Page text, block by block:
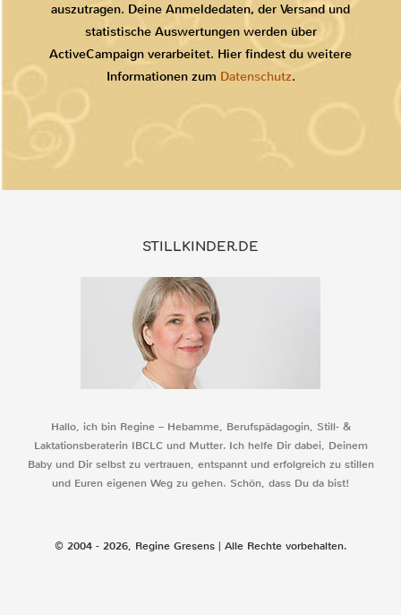
auszutragen. Deine Anmeldedaten, der Versand und
statistische Auswertungen werden über
ActiveCampaign verarbeitet. Hier findest du weitere
Informationen zum Datenschutz.
STILLKINDER.DE
Hallo, ich bin Regine – Hebamme, Berufspädagogin, Still- &
Laktationsberaterin IBCLC und Mutter. Ich helfe Dir dabei, Deinem
Baby und Dir selbst zu vertrauen, entspannt und erfolgreich zu stillen
und Euren eigenen Weg zu gehen. Schön, dass Du da bist!
© 2004 - 2026, Regine Gresens | Alle Rechte vorbehalten.